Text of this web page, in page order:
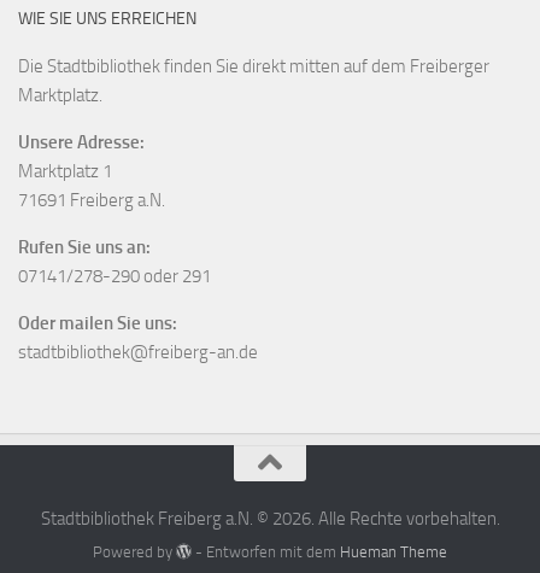
WIE SIE UNS ERREICHEN
Die Stadtbibliothek finden Sie direkt mitten auf dem Freiberger
Marktplatz.
Unsere Adresse:
Marktplatz 1
71691 Freiberg a.N.
Rufen Sie uns an:
07141/278-290 oder 291
Oder mailen Sie uns:
stadtbibliothek@freiberg-an.de
Stadtbibliothek Freiberg a.N. © 2026. Alle Rechte vorbehalten.
Powered by - Entworfen mit dem Hueman Theme